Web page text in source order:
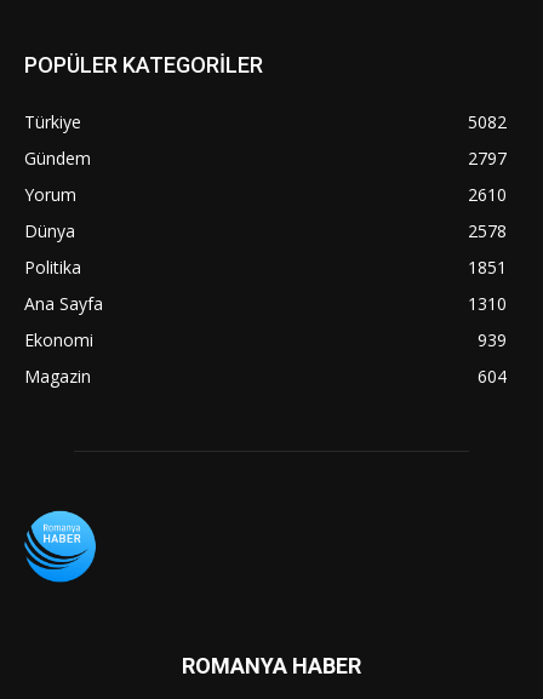
POPÜLER KATEGORİLER
Türkiye
5082
Gündem
2797
Yorum
2610
Dünya
2578
Politika
1851
Ana Sayfa
1310
Ekonomi
939
Magazin
604
ROMANYA HABER